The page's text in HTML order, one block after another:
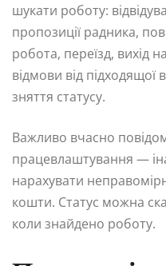
шукати роботу:
пропозиції радника,
робота, переїзд, вихід
відмови від підходящої
зняття статусу.
Важливо вчасно
працевлаштування —
нарахувати
кошти. Статус можна
коли знайдено роботу.